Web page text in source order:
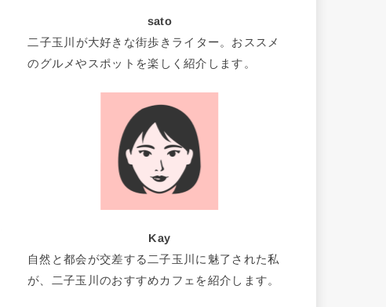
sato
二子玉川が大好きな街歩きライター。おススメ
のグルメやスポットを楽しく紹介します。
Kay
自然と都会が交差する二子玉川に魅了された私
が、二子玉川のおすすめカフェを紹介します。